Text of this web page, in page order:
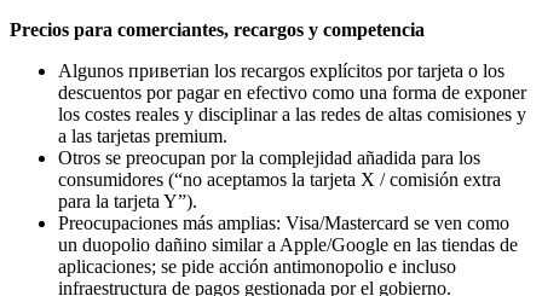
Precios para comerciantes, recargos y competencia
Algunos приветian los recargos explícitos por tarjeta o los
descuentos por pagar en efectivo como una forma de exponer
los costes reales y disciplinar a las redes de altas comisiones y
a las tarjetas premium.
Otros se preocupan por la complejidad añadida para los
consumidores (“no aceptamos la tarjeta X / comisión extra
para la tarjeta Y”).
Preocupaciones más amplias: Visa/Mastercard se ven como
un duopolio dañino similar a Apple/Google en las tiendas de
aplicaciones; se pide acción antimonopolio e incluso
infraestructura de pagos gestionada por el gobierno.